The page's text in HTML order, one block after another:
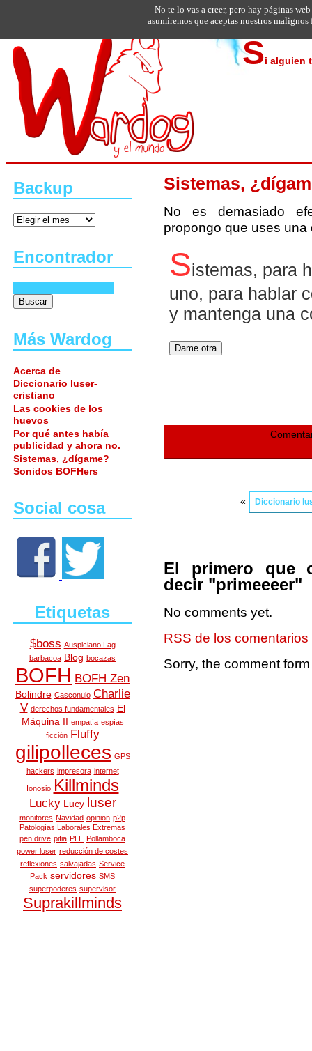
Si alguien
Backup
Encontrador
Más Wardog
Acerca de
Diccionario luser-
cristiano
Las cookies de los
huevos
Por qué antes había
publicidad y ahora no.
Sistemas, ¿dígame?
Sonidos BOFHers
Social cosa
Etiquetas
$boss Auspiciano Lag
barbacoa Blog bocazas
BOFH BOFH Zen
Bolindre Casconulo Charlie
V derechos fundamentales El
Máquina II empatía espías
ficción
Fluffy
gilipolleces GPS
hackers impresora internet
Ionosio Killminds
Lucky Lucy luser
monitores Navidad opinion p2p
Patologías Laborales Extremas
pen drive pifia PLE Pollamboca
power luser reducción de costes
reflexiones salvajadas Service
Pack servidores SMS
superpoderes supervisor
Suprakillminds
Sistemas,
No es demasiado
propongo que uses una
« Diccionario
El primero que
decir "primeeeer"
No comments yet.
RSS de los comentarios
Sorry, the comment
No te lo vas a creer, pero hay páginas
asumiremos que aceptas nuestros